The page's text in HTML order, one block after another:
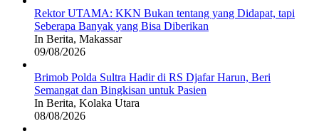
Rektor UTAMA: KKN Bukan tentang yang Didapat, tapi
Seberapa Banyak yang Bisa Diberikan
In Berita, Makassar
09/08/2026
Brimob Polda Sultra Hadir di RS Djafar Harun, Beri
Semangat dan Bingkisan untuk Pasien
In Berita, Kolaka Utara
08/08/2026